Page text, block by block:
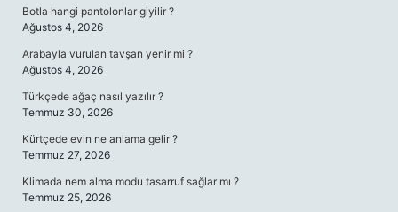
Botla hangi pantolonlar giyilir ?
Ağustos 4, 2026
Arabayla vurulan tavşan yenir mi ?
Ağustos 4, 2026
Türkçede ağaç nasıl yazılır ?
Temmuz 30, 2026
Kürtçede evin ne anlama gelir ?
Temmuz 27, 2026
Klimada nem alma modu tasarruf sağlar mı ?
Temmuz 25, 2026